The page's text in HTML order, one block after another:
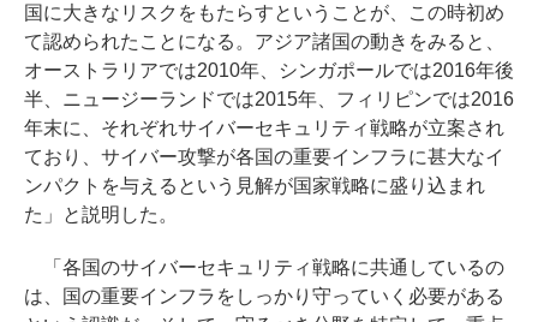
国に大きなリスクをもたらすということが、この時初め
て認められたことになる。アジア諸国の動きをみると、
オーストラリアでは2010年、シンガポールでは2016年後
半、ニュージーランドでは2015年、フィリピンでは2016
年末に、それぞれサイバーセキュリティ戦略が立案され
ており、サイバー攻撃が各国の重要インフラに甚大なイ
ンパクトを与えるという見解が国家戦略に盛り込まれ
た」と説明した。
「各国のサイバーセキュリティ戦略に共通しているの
は、国の重要インフラをしっかり守っていく必要がある